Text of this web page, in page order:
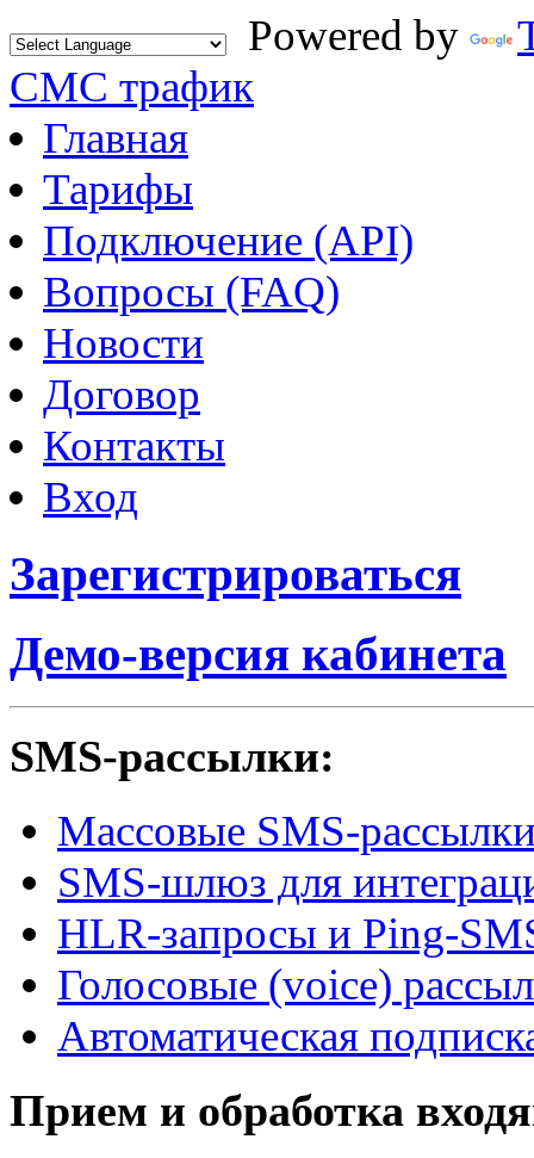
Powered by
СМС трафик
Главная
Тарифы
Подключение (API)
Вопросы (FAQ)
Новости
Договор
Контакты
Вход
Зарегистрироваться
Демо-версия кабинета
SMS-рассылки:
Массовые SMS-
SMS-шлюз для
HLR-запросы и Ping-
Голосовые (voice)
Автоматическая
Прием и обработка